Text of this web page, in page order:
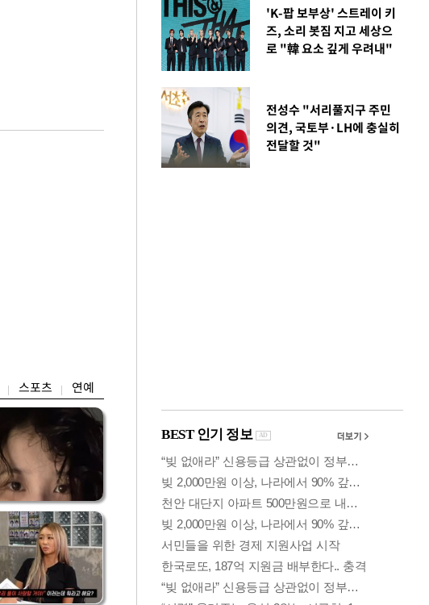
스포츠 연예
'K-팝 보부상' 스트레이 키
즈, 소리 봇짐 지고 세상으
로 "韓 요소 깊게 우려내"
전성수 "서리풀지구 주민
의견, 국토부·LH에 충실히
전달할 것"